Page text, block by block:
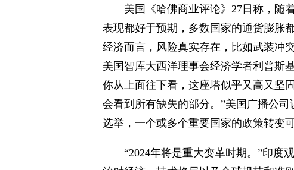
美国《哈佛商业评论》27日称，随
表现都好于预期，多数国家的通货膨胀
经济而言，风险真实存在，比如武装冲
美国智库大西洋理事会经济学者利普斯
你从上面往下看，这座塔似乎又高又坚
会看到所有缺失的部分。”美国广播公
选举，一个或多个重要国家的政策转变
“2024年将是重大变革时期。”印度